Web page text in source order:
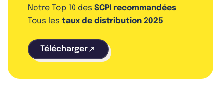
Notre Top 10 des SCPI recommandées
Tous les taux de distribution 2025
Télécharger